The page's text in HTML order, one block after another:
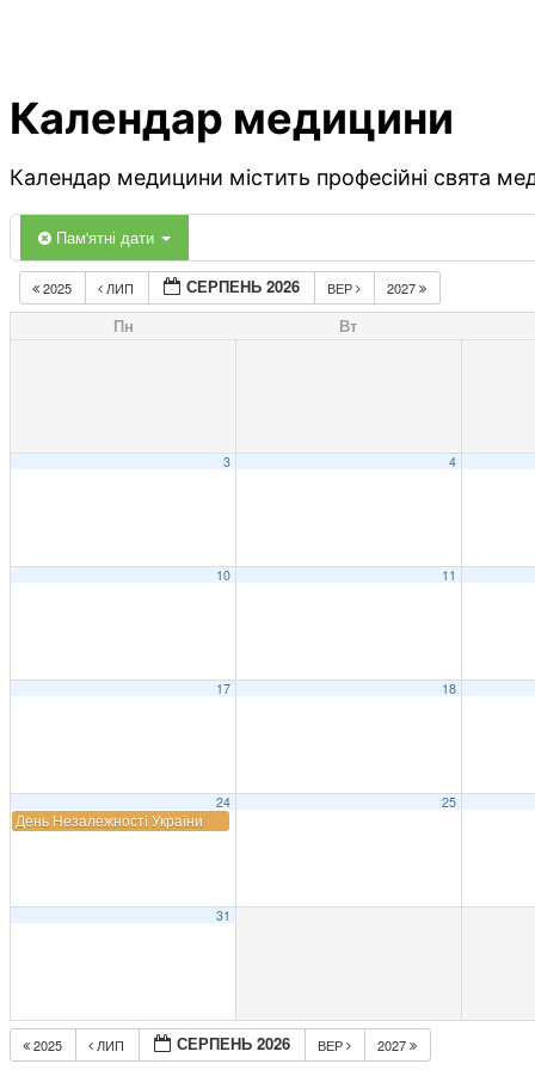
Календар медицини
Календар медицини містить професійні свята
Пам'ятні дати
2025 ЛИП СЕРПЕНЬ 2026 ВЕР 2027
Пн Вт
3 4
10 11
17 18
24
День Незалежності України
25
31
2025 ЛИП СЕРПЕНЬ 2026 ВЕР 2027